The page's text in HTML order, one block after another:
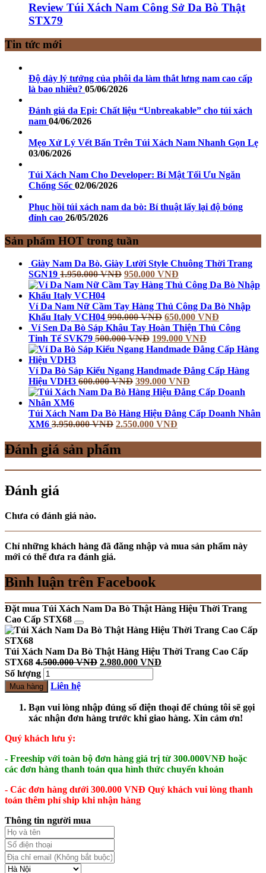
Review Túi Xách Nam Công Sở Da Bò Thật
STX79
Tin tức mới
Độ dày lý tưởng của phôi da làm thắt lưng nam cao cấp
là bao nhiêu? 05/06/2026
Đánh giá da Epi: Chất liệu “Unbreakable” cho túi xách
nam 04/06/2026
Mẹo Xử Lý Vết Bẩn Trên Túi Xách Nam Nhanh Gọn Lẹ
03/06/2026
Túi Xách Nam Cho Developer: Bí Mật Tối Ưu Ngăn
Chống Sốc 02/06/2026
Phục hồi túi xách nam da bò: Bí thuật lấy lại độ bóng
đỉnh cao 26/05/2026
Sản phẩm HOT trong tuần
Giày Nam Da Bò, Giày Lười Style Chuông Thời Trang
SGN19 1.950.000VNĐ 950.000 VNĐ
Ví Da Nam Nữ Cầm Tay Hàng Thủ Công Da Bò Nhập
Khẩu Italy VCH04 990.000VNĐ 650.000 VNĐ
Ví Sen Da Bò Sáp Khâu Tay Hoàn Thiện Thủ Công
Tinh Tế SVK79 500.000VNĐ 199.000 VNĐ
Ví Da Bò Sáp Kiểu Ngang Handmade Đẳng Cấp Hàng
Hiệu VDH3 600.000VNĐ 399.000 VNĐ
Túi Xách Nam Da Bò Hàng Hiệu Đẳng Cấp Doanh Nhân
XM6 3.950.000VNĐ 2.550.000 VNĐ
Đánh giá sản phẩm
Đánh giá
Chưa có đánh giá nào.
Chỉ những khách hàng đã đăng nhập và mua sản phẩm này
mới có thể đưa ra đánh giá.
Bình luận trên Facebook
Đặt mua Túi Xách Nam Da Bò Thật Hàng Hiệu Thời Trang
Cao Cấp STX68
Túi Xách Nam Da Bò Thật Hàng Hiệu Thời Trang Cao Cấp
STX68 4.500.000VNĐ 2.980.000 VNĐ
Số lượng
Mua hàng Liên hệ
Bạn vui lòng nhập đúng số điện thoại để chúng tôi sẽ gọi
xác nhận đơn hàng trước khi giao hàng. Xin cảm ơn!
Quý khách lưu ý:
- Freeship với toàn bộ đơn hàng giá trị từ 300.000VNĐ hoặc
các đơn hàng thanh toán qua hình thức chuyển khoản
- Các đơn hàng dưới 300.000 VNĐ Quý khách vui lòng thanh
toán thêm phí ship khi nhận hàng
Thông tin người mua